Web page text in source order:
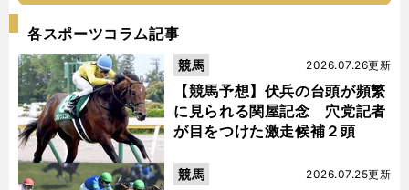
各スポーツコラム記事
【競馬予想】伏兵の台頭が頻繁
に見られる関屋記念 穴党記者
が目をつけた激走候補２頭
2026.07.26更新
競馬
2026.07.25更新
競馬